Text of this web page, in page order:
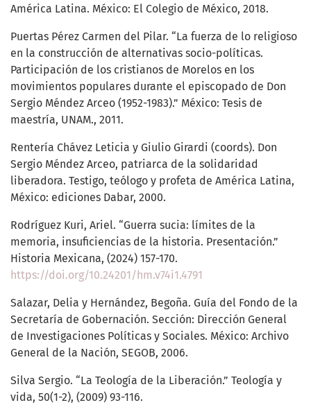
América Latina. México: El Colegio de México, 2018.
Puertas Pérez Carmen del Pilar. “La fuerza de lo religioso
en la construcción de alternativas socio-políticas.
Participación de los cristianos de Morelos en los
movimientos populares durante el episcopado de Don
Sergio Méndez Arceo (1952-1983).” México: Tesis de
maestría, UNAM., 2011.
Rentería Chávez Leticia y Giulio Girardi (coords). Don
Sergio Méndez Arceo, patriarca de la solidaridad
liberadora. Testigo, teólogo y profeta de América Latina,
México: ediciones Dabar, 2000.
Rodríguez Kuri, Ariel. “Guerra sucia: límites de la
memoria, insuficiencias de la historia. Presentación.”
Historia Mexicana, (2024) 157-170.
https://doi.org/10.24201/hm.v74i1.4791
Salazar, Delia y Hernández, Begoña. Guía del Fondo de la
Secretaría de Gobernación. Sección: Dirección General
de Investigaciones Políticas y Sociales. México: Archivo
General de la Nación, SEGOB, 2006.
Silva Sergio. “La Teología de la Liberación.” Teología y
vida, 50(1-2), (2009) 93-116.